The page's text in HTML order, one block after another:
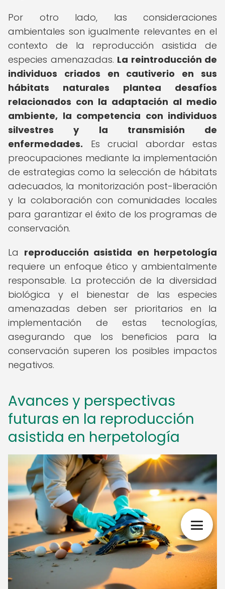
Por otro lado, las consideraciones
ambientales son igualmente relevantes en el
contexto de la reproducción asistida de
especies amenazadas. La reintroducción de
individuos criados en cautiverio en sus
hábitats naturales plantea desafíos
relacionados con la adaptación al medio
ambiente, la competencia con individuos
silvestres y la transmisión de
enfermedades. Es crucial abordar estas
preocupaciones mediante la implementación
de estrategias como la selección de hábitats
adecuados, la monitorización post-liberación
y la colaboración con comunidades locales
para garantizar el éxito de los programas de
conservación.
La reproducción asistida en herpetología
requiere un enfoque ético y ambientalmente
responsable. La protección de la diversidad
biológica y el bienestar de las especies
amenazadas deben ser prioritarios en la
implementación de estas tecnologías,
asegurando que los beneficios para la
conservación superen los posibles impactos
negativos.
Avances y perspectivas
futuras en la reproducción
asistida en herpetología